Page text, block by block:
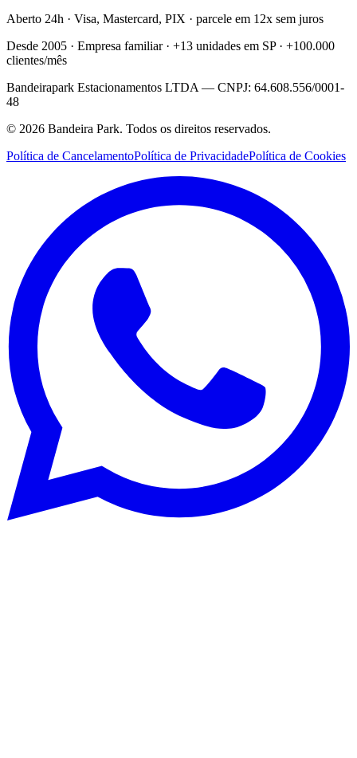
Aberto 24h · Visa, Mastercard, PIX · parcele em 12x sem juros
Desde 2005 · Empresa familiar · +13 unidades em SP · +100.000
clientes/mês
Bandeirapark Estacionamentos LTDA — CNPJ: 64.608.556/0001-
48
© 2026 Bandeira Park. Todos os direitos reservados.
Política de CancelamentoPolítica de PrivacidadePolítica de Cookies